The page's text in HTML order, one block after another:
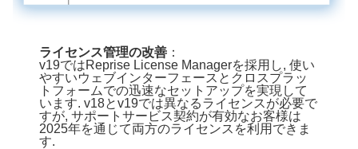
ライセンス管理の改善 ：
v19ではReprise License Managerを採用し, 使い
やすいウェブインターフェースとクロスプラッ
トフォームでの迅速なセットアップを実現して
います. v18とv19では異なるライセンスが必要で
すが, サポートサービス契約が有効なお客様は
2025年を通じて両方のライセンスを利用できま
す.